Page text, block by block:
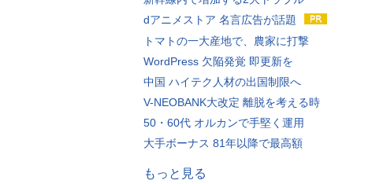
dアニメストア 名言広告が話題
トマトの一大産地で、農家に打撃
WordPress 欠陥発覚 即更新を
中国 ハイテク人材の出国制限へ
V-NEOBANK大改定 離脱を考える時
50・60代 オルカンで手堅く運用
大手ボーナス 81年以降で最高額
もっと見る